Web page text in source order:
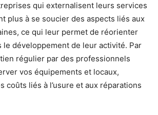
qui externalisent leurs services
plus à se soucier des aspects liés aux
ce qui leur permet de réorienter
développement de leur activité. Par
régulier par des professionnels
vos équipements et locaux,
coûts liés à l’usure et aux réparations